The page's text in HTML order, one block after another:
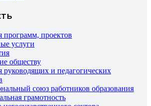
программ, проектов
услуги
обществу
руководящих и педагогических
союз работников образования
грамотность